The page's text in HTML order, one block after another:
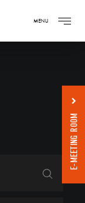
MENU
E-MEETING ROOM